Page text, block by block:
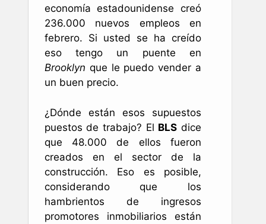
economía estadounidense creó
236.000 nuevos empleos en
febrero. Si usted se ha creído
eso tengo un puente en
Brooklyn que le puedo vender a
un buen precio.
¿Dónde están esos supuestos
puestos de trabajo? El BLS dice
que 48.000 de ellos fueron
creados en el sector de la
construcción. Eso es posible,
considerando que los
hambrientos de ingresos
promotores inmobiliarios están